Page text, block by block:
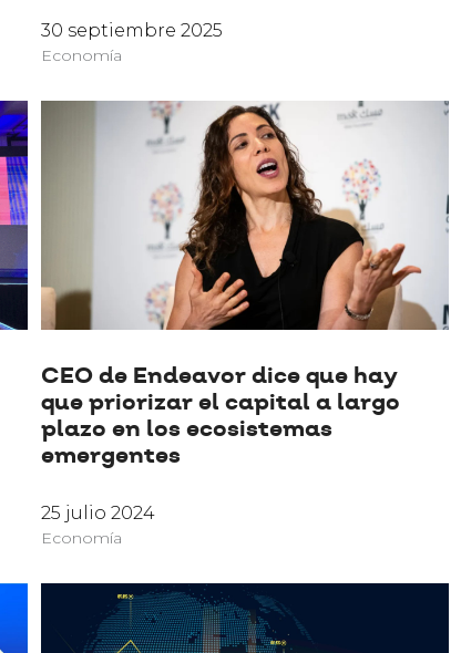
30 septiembre 2025
Economía
CEO de Endeavor dice que hay
que priorizar el capital a largo
plazo en los ecosistemas
emergentes
25 julio 2024
Economía